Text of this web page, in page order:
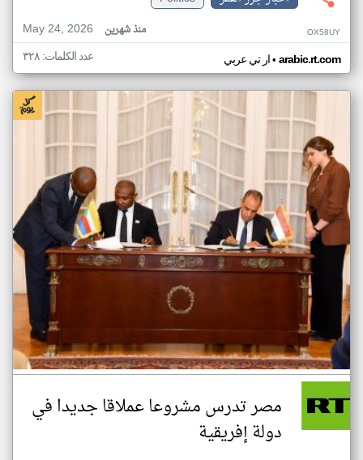
May 24, 2026
منذ شهرين OX58UY
ار تي عربي• arabic.rt.com عدد الكلمات: ٣٢٨
مصر تدرس مشروعا عملاقا جديدا في
دولة إفريقية